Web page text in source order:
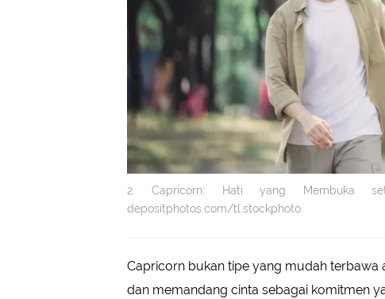
2. Capricorn: Hati yang Membuka
depositphotos.com/tl.stockphoto
Capricorn bukan tipe yang mudah terbawa
dan memandang cinta sebagai komitmen